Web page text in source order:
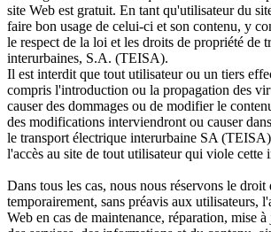
site Web est gratuit. En tant qu'utilisateur du
faire bon usage de celui-ci et son contenu, y
le respect de la loi et les droits de propriété de
interurbaines, S.A. (TEISA).
Il est interdit que tout utilisateur ou un tiers
compris l'introduction ou la propagation des
causer des dommages ou de modifier le
des modifications interviendront ou causer
le transport électrique interurbaine SA
l'accès au site de tout utilisateur qui viole cette
Dans tous les cas, nous nous réservons le droit
temporairement, sans préavis aux utilisateurs,
Web en cas de maintenance, réparation, mise